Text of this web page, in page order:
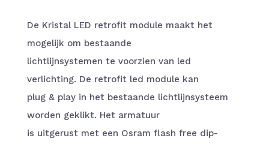
De Kristal LED retrofit module maakt het
mogelijk om bestaande
lichtlijnsystemen te voorzien van led
verlichting. De retrofit led module kan
plug & play in het bestaande lichtlijnsysteem
worden geklikt. Het armatuur
is uitgerust met een Osram flash free dip-